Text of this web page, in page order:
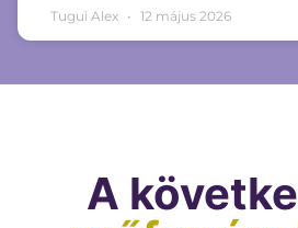
Tugui Alex 12 május 2026
A